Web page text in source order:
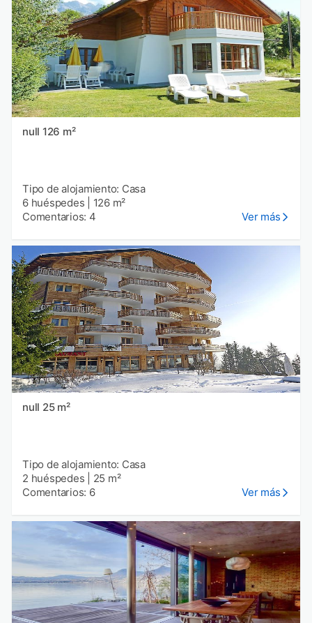
null 126 m²
Tipo de alojamiento: Casa
6 huéspedes
126 m²
Comentarios: 4
Ver más
null 25 m²
Tipo de alojamiento: Casa
2 huéspedes
25 m²
Comentarios: 6
Ver más